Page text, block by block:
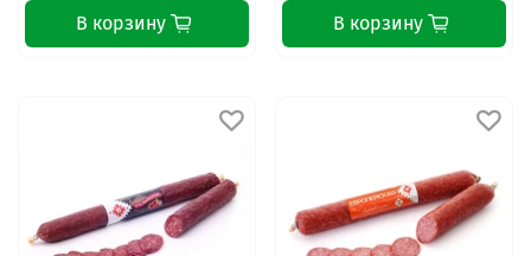
В корзину В корзину